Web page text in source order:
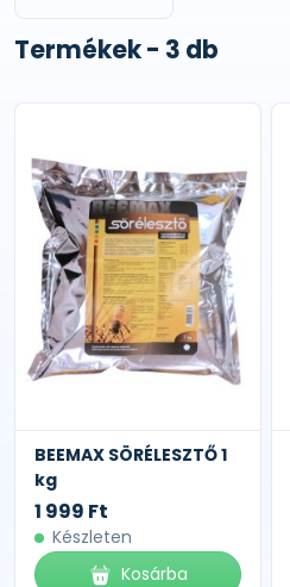
Termékek - 3 db
BEEMAX SÖRÉLESZTŐ 1
kg
1 999 Ft
Készleten
Kosárba